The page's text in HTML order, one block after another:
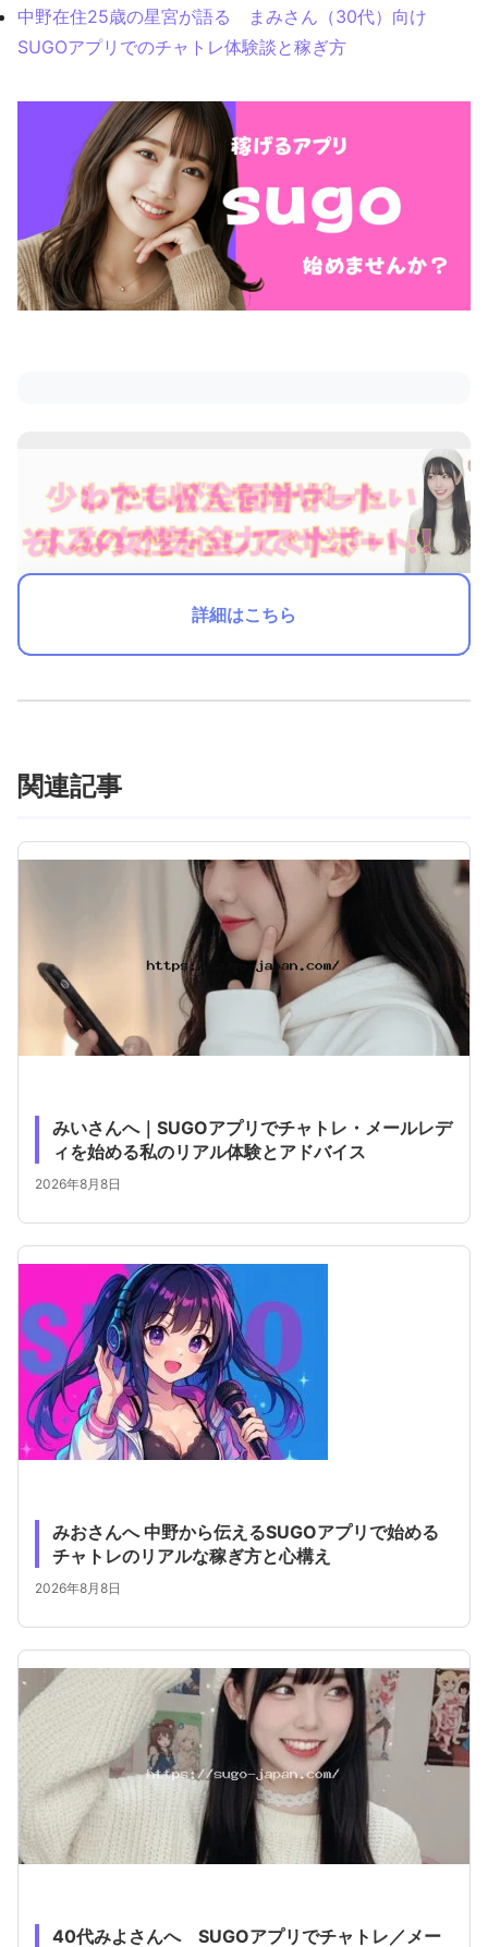
中野在住25歳の星宮が語る まみさん（30代）向け
SUGOアプリでのチャトレ体験談と稼ぎ方
詳細はこちら
関連記事
みいさんへ｜SUGOアプリでチャトレ・メールレデ
ィを始める私のリアル体験とアドバイス
2026年8月8日
みおさんへ 中野から伝えるSUGOアプリで始める
チャトレのリアルな稼ぎ方と心構え
2026年8月8日
40代みよさんへ SUGOアプリでチャトレ／メー